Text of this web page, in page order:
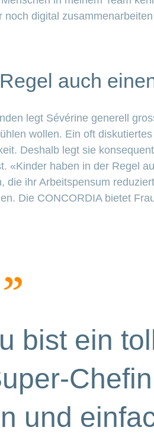
digital
auch
legt Sévérine generell
wollen. Ein oft
Deshalb legt sie
«Kinder haben in der Regel
die ihr Arbeitspensum
Die CONCORDIA bietet
bist ein
und